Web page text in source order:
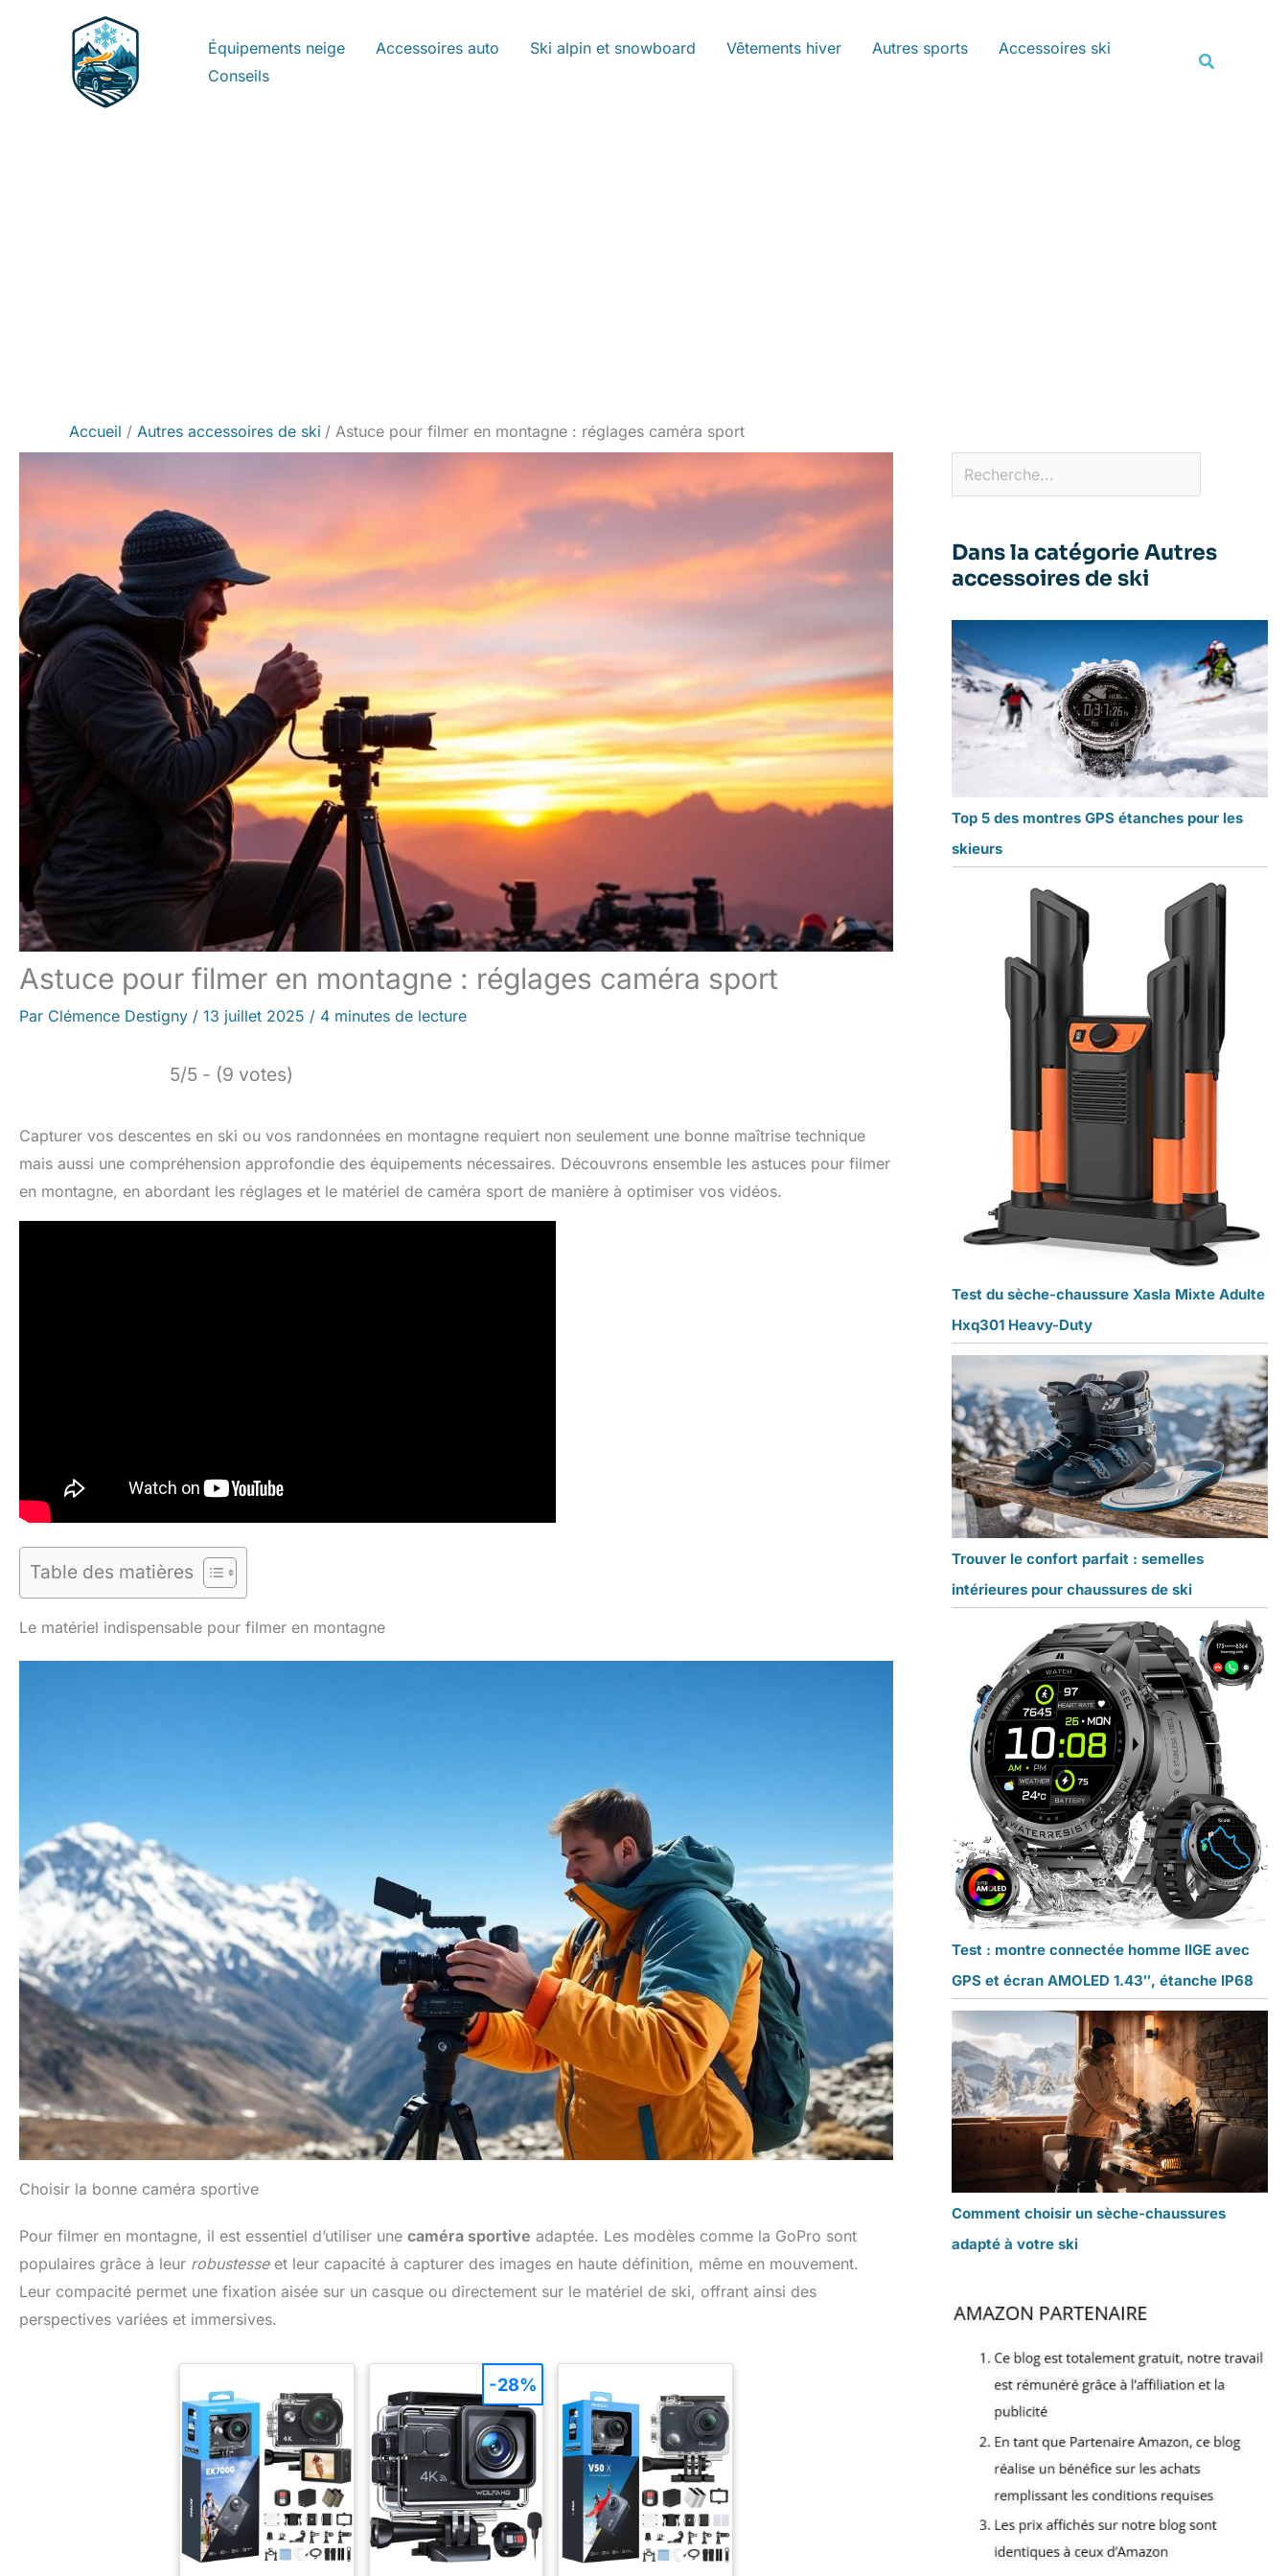
Équipements neige Accessoires auto Ski alpin et snowboard Vêtements hiver Autres sports
Accessoires ski
Conseils
Accueil Autres accessoires de ski Astuce pour filmer en montagne : réglages caméra sport
Astuce pour filmer en montagne : réglages caméra sport
Par Clémence Destigny / 13 juillet 2025 / 4 minutes de lecture
5/5 - (9 votes)
Capturer vos descentes en ski ou vos randonnées en montagne requiert non seulement une bonne maîtrise technique
mais aussi une compréhension approfondie des équipements nécessaires. Découvrons ensemble les astuces pour filmer
en montagne, en abordant les réglages et le matériel de caméra sport de manière à optimiser vos vidéos.
Table des matières
Le matériel indispensable pour filmer en montagne
Choisir la bonne caméra sportive
Pour filmer en montagne, il est essentiel d’utiliser une caméra sportive adaptée. Les modèles comme la GoPro sont
populaires grâce à leur robustesseet leur capacité à capturer des images en haute définition, même en mouvement.
Leur compacité permet une fixation aisée sur un casque ou directement sur le matériel de ski, offrant ainsi des
perspectives variées et immersives.
-28%
Dans la catégorie Autres
accessoires de ski
Top 5 des montres GPS étanches pour les
skieurs
Test du sèche-chaussure Xasla Mixte Adulte
Hxq301 Heavy-Duty
Trouver le confort parfait : semelles
intérieures pour chaussures de ski
Test : montre connectée homme lIGE avec
GPS et écran AMOLED 1.43″, étanche IP68
Comment choisir un sèche-chaussures
adapté à votre ski